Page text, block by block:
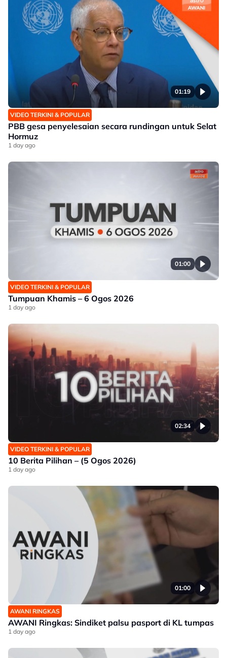
01:19
VIDEO TERKINI & POPULAR
PBB gesa penyelesaian secara rundingan untuk Selat
Hormuz
1 day ago
01:00
VIDEO TERKINI & POPULAR
Tumpuan Khamis – 6 Ogos 2026
1 day ago
02:34
VIDEO TERKINI & POPULAR
10 Berita Pilihan – (5 Ogos 2026)
1 day ago
01:00
AWANI RINGKAS
AWANI Ringkas: Sindiket palsu pasport di KL tumpas
1 day ago